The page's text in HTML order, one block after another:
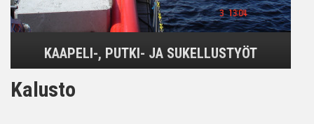
KAAPELI-, PUTKI- JA SUKELLUSTYÖT
Kalusto